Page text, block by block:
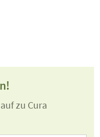
zu Cura